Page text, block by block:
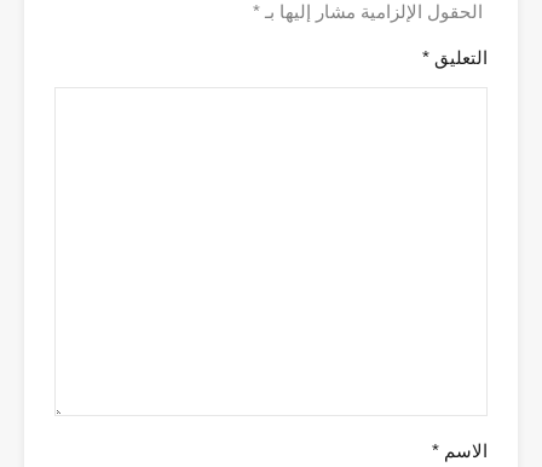
الحقول الإلزامية مشار إليها بـ *
التعليق *
الاسم *